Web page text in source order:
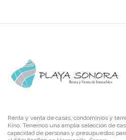
Renta y venta de casas, condominios y
Kino. Tenemos una amplia selección de
capacidad de personas y presupuestos